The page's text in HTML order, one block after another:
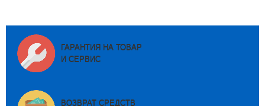
ГАРАНТИЯ НА ТОВАР
И СЕРВИС
ВОЗВРАТ СРЕДСТВ